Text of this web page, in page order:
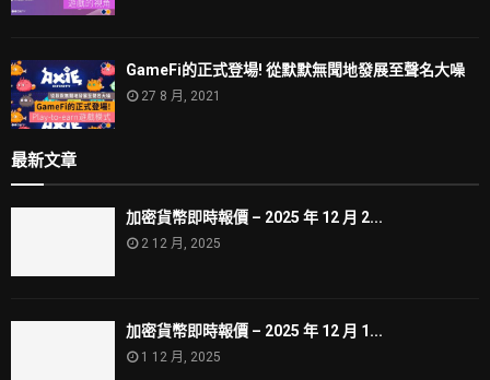
GameFi的正式登場! 從默默無聞地發展至聲名大噪
27 8 月, 2021
最新文章
加密貨幣即時報價 – 2025 年 12 月 2...
2 12 月, 2025
加密貨幣即時報價 – 2025 年 12 月 1...
1 12 月, 2025